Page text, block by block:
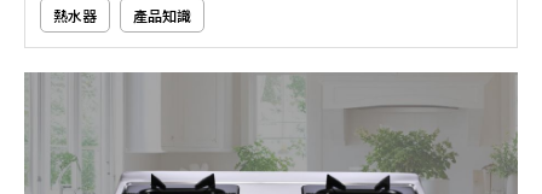
多，一旦選錯不僅用起來麻煩，還可能違反法規、增加安全風
險。接下來，就讓本文帶大家清楚了解大樓熱水器安裝注意事
項，幫你快速找到最適合自己家的熱水器選擇！
熱水器 產品知識